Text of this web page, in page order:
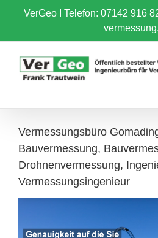
content
VerGeo I Telefon: 07142 916
Vermessungsbüro
Bauvermessung,
Drohnenvermessung,
Vermessungsingenieur